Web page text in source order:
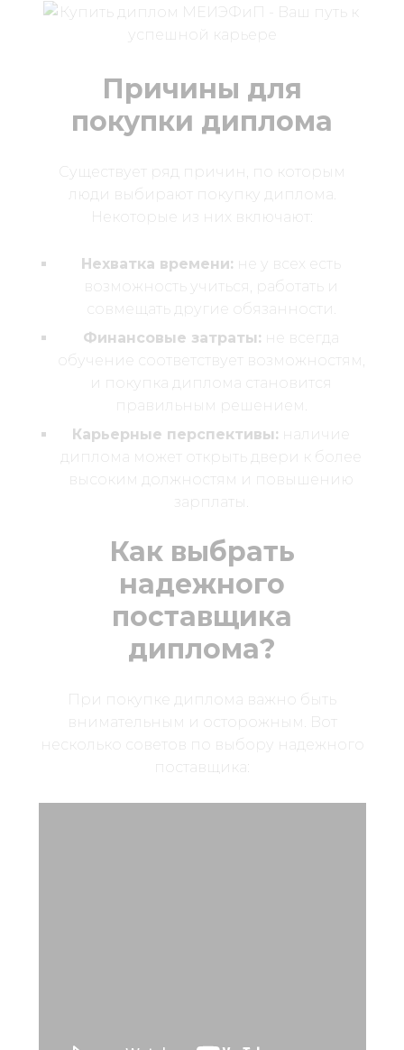
Причины для
покупки диплома
Существует ряд причин, по которым
люди выбирают покупку диплома.
Некоторые из них включают:
Нехватка времени: не у всех есть
возможность учиться, работать и
совмещать другие обязанности.
Финансовые затраты: не всегда
обучение соответствует возможностям,
и покупка диплома становится
правильным решением.
Карьерные перспективы: наличие
диплома может открыть двери к более
высоким должностям и повышению
зарплаты.
Как выбрать
надежного
поставщика
диплома?
При покупке диплома важно быть
внимательным и осторожным. Вот
несколько советов по выбору надежного
поставщика: